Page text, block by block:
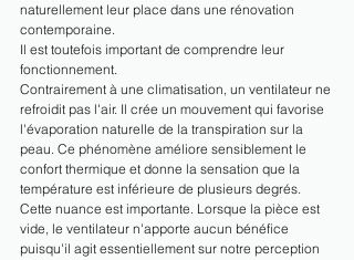
naturellement leur place dans une rénovation
contemporaine.
Il est toutefois important de comprendre leur
fonctionnement.
Contrairement à une climatisation, un ventilateur ne
refroidit pas l'air. Il crée un mouvement qui favorise
l'évaporation naturelle de la transpiration sur la
peau. Ce phénomène améliore sensiblement le
confort thermique et donne la sensation que la
température est inférieure de plusieurs degrés.
Cette nuance est importante. Lorsque la pièce est
vide, le ventilateur n'apporte aucun bénéfice
puisqu'il agit essentiellement sur notre perception